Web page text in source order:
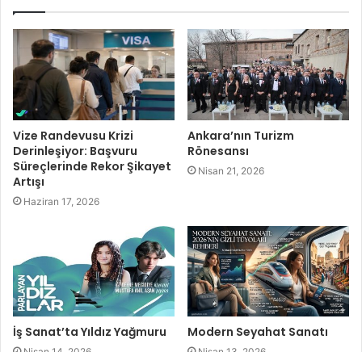
Vize Randevusu Krizi
Derinleşiyor: Başvuru
Süreçlerinde Rekor Şikayet
Artışı
Haziran 17, 2026
Ankara’nın Turizm
Rönesansı
Nisan 21, 2026
İş Sanat’ta Yıldız Yağmuru Modern Seyahat Sanatı